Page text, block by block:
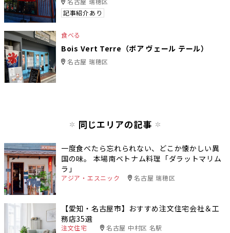
記事紹介あり
食べる
Bois Vert Terre（ボア ヴェール テール）
名古屋 瑞穂区
同じエリアの記事
一度食べたら忘れられない、どこか懐かしい異
国の味。 本場南ベトナム料理「ダラットマリム
ラ」
アジア・エスニック 名古屋 瑞穂区
【愛知・名古屋市】おすすめ注文住宅会社＆工
務店35選
注文住宅 名古屋 中村区 名駅